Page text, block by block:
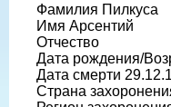
Фамилия Пилкуса
Имя Арсентий
Отчество
Дата рождения/
Дата смерти
Страна